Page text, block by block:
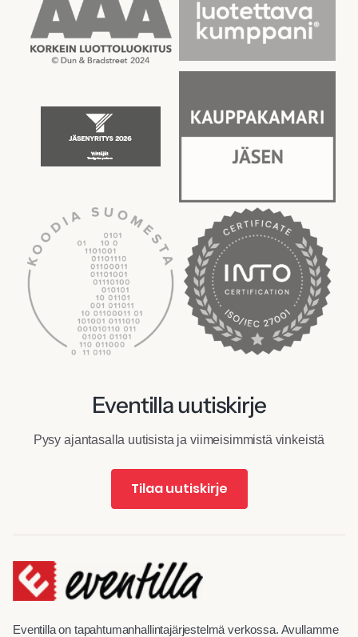
Eventilla uutiskirje
Pysy ajantasalla uutisista ja viimeisimmistä vinkeistä
Tilaa uutiskirje
Eventilla on tapahtumanhallintajärjestelmä verkossa. Avullamme